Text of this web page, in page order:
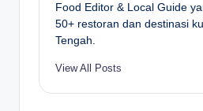
Food Editor & Local Guide
50+ restoran dan destinasi
Tengah.
View All Posts